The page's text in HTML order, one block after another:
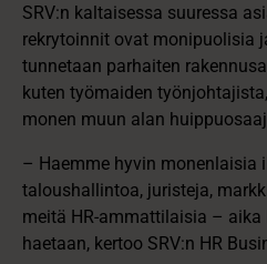
SRV:n kaltaisessa suuressa
rekrytoinnit ovat monipuolisia
tunnetaan parhaiten
kuten työmaiden
monen muun alan
– Haemme hyvin monenlaisia
taloushallintoa, juristeja,
meitä HR-ammattilaisia –
haetaan, kertoo SRV:n HR